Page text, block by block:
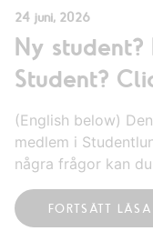
24 juni, 2026
Ny
Student?
(English below)
medlem i
några frågor kan
FORTSÄTT LÄSA